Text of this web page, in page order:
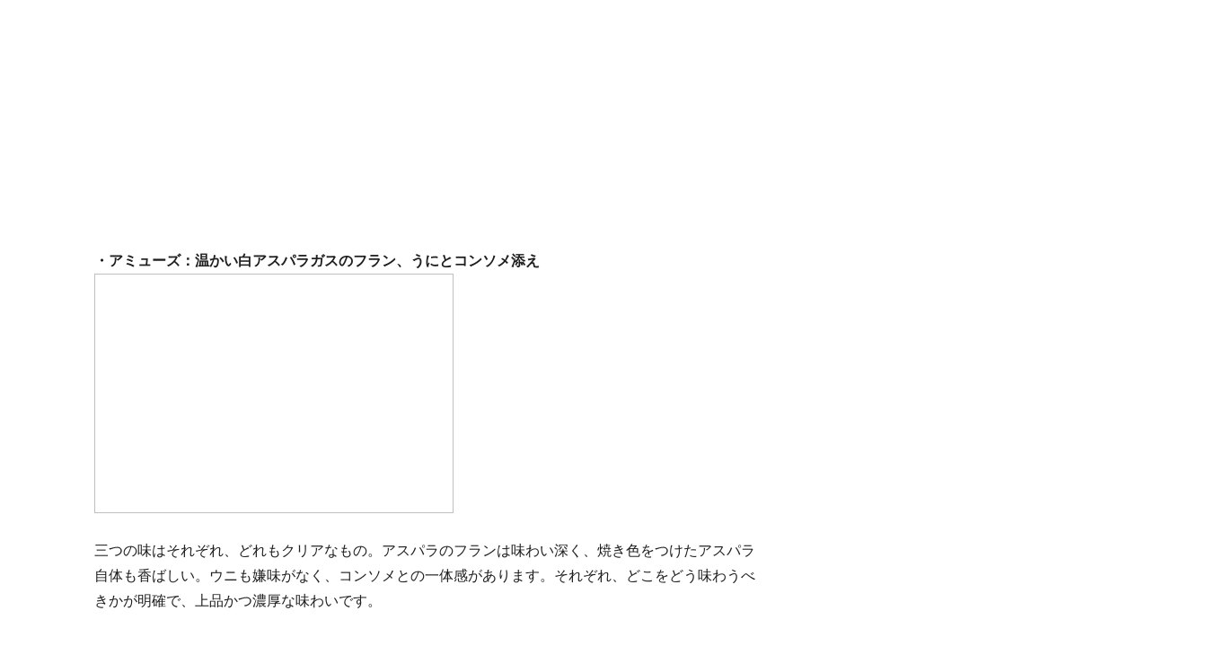
・アミューズ：温かい白アスパラガスのフラン、うにとコンソメ添え
三つの味はそれぞれ、どれもクリアなもの。アスパラのフランは味わい深く、焼き色をつけたアスパラ
自体も香ばしい。ウニも嫌味がなく、コンソメとの一体感があります。それぞれ、どこをどう味わうべ
きかが明確で、上品かつ濃厚な味わいです。